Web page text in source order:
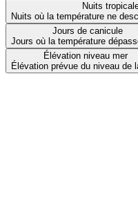
Nuits
Nuits où la température ne
Jours de canicule
Jours où la température
Élévation niveau mer
Élévation prévue du niveau de